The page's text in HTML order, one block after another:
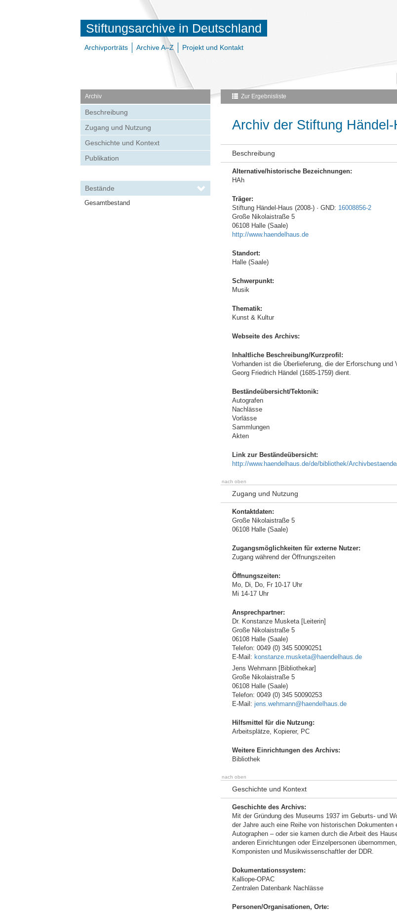
Stiftungsarchive in Deutschland
Archivporträts Archive A–Z Projekt und Kontakt
Archiv
Beschreibung
Zugang und Nutzung
Geschichte und Kontext
Publikation
Bestände
Gesamtbestand
Zur Ergebnisliste
Archiv der Stiftung Händel-
Beschreibung
Alternative/historische Bezeichnungen:
HAh
Träger:
Stiftung Händel-Haus (2008-) · GND: 16008856-2
Große Nikolaistraße 5
06108 Halle (Saale)
http://www.haendelhaus.de
Standort:
Halle (Saale)
Schwerpunkt:
Musik
Thematik:
Kunst & Kultur
Webseite des Archivs:
Inhaltliche Beschreibung/Kurzprofil:
Vorhanden ist die Überlieferung, die der Erforschung
Georg Friedrich Händel (1685-1759) dient.
Beständeübersicht/Tektonik:
Autografen
Nachlässe
Vorlässe
Sammlungen
Akten
Link zur Beständeübersicht:
http://www.haendelhaus.de/de/bibliothek/
nach oben
Zugang und Nutzung
Kontaktdaten:
Große Nikolaistraße 5
06108 Halle (Saale)
Zugangsmöglichkeiten für externe Nutzer:
Zugang während der Öffnungszeiten
Öffnungszeiten:
Mo, Di, Do, Fr 10-17 Uhr
Mi 14-17 Uhr
Ansprechpartner:
Dr. Konstanze Musketa [Leiterin]
Große Nikolaistraße 5
06108 Halle (Saale)
Telefon: 0049 (0) 345 50090251
E-Mail: konstanze.musketa@haendelhaus.de
Jens Wehmann [Bibliothekar]
Große Nikolaistraße 5
06108 Halle (Saale)
Telefon: 0049 (0) 345 50090253
E-Mail: jens.wehmann@haendelhaus.de
Hilfsmittel für die Nutzung:
Arbeitsplätze, Kopierer, PC
Weitere Einrichtungen des Archivs:
Bibliothek
nach oben
Geschichte und Kontext
Geschichte des Archivs:
Mit der Gründung des Museums 1937 im Geburts- und
der Jahre auch eine Reihe von historischen
Autographen – oder sie kamen durch die Arbeit des
anderen Einrichtungen oder Einzelpersonen
Komponisten und Musikwissenschaftler der DDR.
Dokumentationssystem:
Kalliope-OPAC
Zentralen Datenbank Nachlässe
Personen/Organisationen, Orte: